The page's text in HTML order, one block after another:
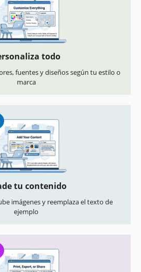
todo
fuentes y diseños según tu estilo o
marca
tu contenido
imágenes y reemplaza el texto de
ejemplo